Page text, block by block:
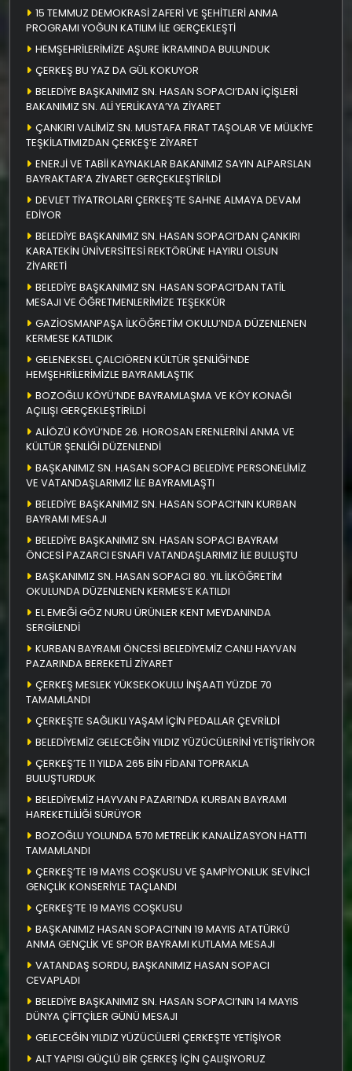
15 TEMMUZ DEMOKRASİ ZAFERİ VE ŞEHİTLERİ ANMA
PROGRAMI YOĞUN KATILIM İLE GERÇEKLEŞTİ
HEMŞEHRİLERİMİZE AŞURE İKRAMINDA BULUNDUK
ÇERKEŞ BU YAZ DA GÜL KOKUYOR
BELEDİYE BAŞKANIMIZ SN. HASAN SOPACI’DAN İÇİŞLERİ
BAKANIMIZ SN. ALİ YERLİKAYA’YA ZİYARET
ÇANKIRI VALİMİZ SN. MUSTAFA FIRAT TAŞOLAR VE MÜLKİYE
TEŞKİLATIMIZDAN ÇERKEŞ’E ZİYARET
ENERJİ VE TABİİ KAYNAKLAR BAKANIMIZ SAYIN ALPARSLAN
BAYRAKTAR’A ZİYARET GERÇEKLEŞTİRİLDİ
DEVLET TİYATROLARI ÇERKEŞ’TE SAHNE ALMAYA DEVAM
EDİYOR
BELEDİYE BAŞKANIMIZ SN. HASAN SOPACI’DAN ÇANKIRI
KARATEKİN ÜNİVERSİTESİ REKTÖRÜNE HAYIRLI OLSUN
ZİYARETİ
BELEDİYE BAŞKANIMIZ SN. HASAN SOPACI’DAN TATİL
MESAJI VE ÖĞRETMENLERİMİZE TEŞEKKÜR
GAZİOSMANPAŞA İLKÖĞRETİM OKULU’NDA DÜZENLENEN
KERMESE KATILDIK
GELENEKSEL ÇALCIÖREN KÜLTÜR ŞENLİĞİ’NDE
HEMŞEHRİLERİMİZLE BAYRAMLAŞTIK
BOZOĞLU KÖYÜ’NDE BAYRAMLAŞMA VE KÖY KONAĞI
AÇILIŞI GERÇEKLEŞTİRİLDİ
ALİÖZÜ KÖYÜ’NDE 26. HOROSAN ERENLERİNİ ANMA VE
KÜLTÜR ŞENLİĞİ DÜZENLENDİ
BAŞKANIMIZ SN. HASAN SOPACI BELEDİYE PERSONELİMİZ
VE VATANDAŞLARIMIZ İLE BAYRAMLAŞTI
BELEDİYE BAŞKANIMIZ SN. HASAN SOPACI’NIN KURBAN
BAYRAMI MESAJI
BELEDİYE BAŞKANIMIZ SN. HASAN SOPACI BAYRAM
ÖNCESİ PAZARCI ESNAFI VATANDAŞLARIMIZ İLE BULUŞTU
BAŞKANIMIZ SN. HASAN SOPACI 80. YIL İLKÖĞRETİM
OKULUNDA DÜZENLENEN KERMES’E KATILDI
EL EMEĞİ GÖZ NURU ÜRÜNLER KENT MEYDANINDA
SERGİLENDİ
KURBAN BAYRAMI ÖNCESİ BELEDİYEMİZ CANLI HAYVAN
PAZARINDA BEREKETLİ ZİYARET
ÇERKEŞ MESLEK YÜKSEKOKULU İNŞAATI YÜZDE 70
TAMAMLANDI
ÇERKEŞTE SAĞLIKLI YAŞAM İÇİN PEDALLAR ÇEVRİLDİ
BELEDİYEMİZ GELECEĞİN YILDIZ YÜZÜCÜLERİNİ YETİŞTİRİYOR
ÇERKEŞ’TE 11 YILDA 265 BİN FİDANI TOPRAKLA
BULUŞTURDUK
BELEDİYEMİZ HAYVAN PAZARI’NDA KURBAN BAYRAMI
HAREKETLİLİĞİ SÜRÜYOR
BOZOĞLU YOLUNDA 570 METRELİK KANALİZASYON HATTI
TAMAMLANDI
ÇERKEŞ’TE 19 MAYIS COŞKUSU VE ŞAMPİYONLUK SEVİNCİ
GENÇLİK KONSERİYLE TAÇLANDI
ÇERKEŞ’TE 19 MAYIS COŞKUSU
BAŞKANIMIZ HASAN SOPACI’NIN 19 MAYIS ATATÜRKÜ
ANMA GENÇLİK VE SPOR BAYRAMI KUTLAMA MESAJI
VATANDAŞ SORDU, BAŞKANIMIZ HASAN SOPACI
CEVAPLADI
BELEDİYE BAŞKANIMIZ SN. HASAN SOPACI’NIN 14 MAYIS
DÜNYA ÇİFTÇİLER GÜNÜ MESAJI
GELECEĞİN YILDIZ YÜZÜCÜLERİ ÇERKEŞTE YETİŞİYOR
ALT YAPISI GÜÇLÜ BİR ÇERKEŞ İÇİN ÇALIŞIYORUZ